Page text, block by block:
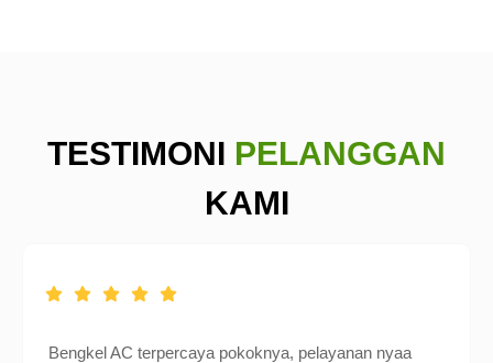
TESTIMONI PELANGGAN
KAMI
Bengkel AC terpercaya pokoknya, pelayanan nyaa